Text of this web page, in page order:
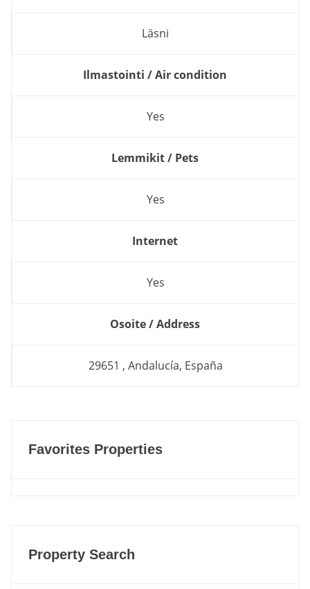
Läsni
Ilmastointi / Air condition
Yes
Lemmikit / Pets
Yes
Internet
Yes
Osoite / Address
29651 , Andalucía, España
Favorites Properties
Property Search